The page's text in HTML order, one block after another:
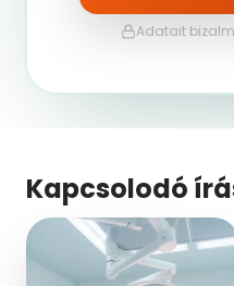
Adatait
Kapcsolodó